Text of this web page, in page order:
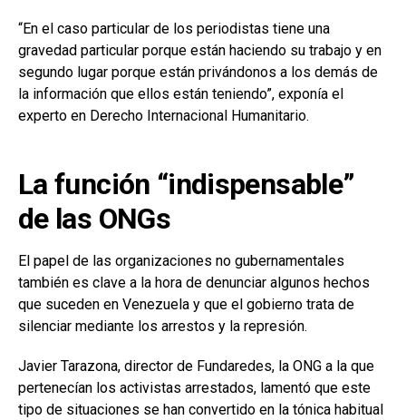
“En el caso particular de los periodistas tiene una
gravedad particular porque están haciendo su trabajo y en
segundo lugar porque están privándonos a los demás de
la información que ellos están teniendo”, exponía el
experto en Derecho Internacional Humanitario.
La función “indispensable”
de las ONGs
El papel de las organizaciones no gubernamentales
también es clave a la hora de denunciar algunos hechos
que suceden en Venezuela y que el gobierno trata de
silenciar mediante los arrestos y la represión.
Javier Tarazona, director de Fundaredes, la ONG a la que
pertenecían los activistas arrestados, lamentó que este
tipo de situaciones se han convertido en la tónica habitual